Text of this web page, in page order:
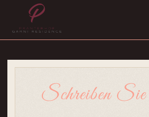
Schreiben Sie